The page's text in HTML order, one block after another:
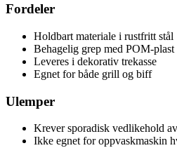
Fordeler
Holdbart materiale i rustfritt stål
Behagelig grep med POM-plast
Leveres i dekorativ trekasse
Egnet for både grill og biff
Ulemper
Krever sporadisk vedlikehold
Ikke egnet for oppvaskmaskin